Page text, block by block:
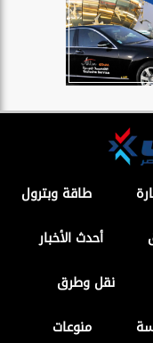
طاقة وبترول
أحدث الأخبار
نقل وطرق
منوعات